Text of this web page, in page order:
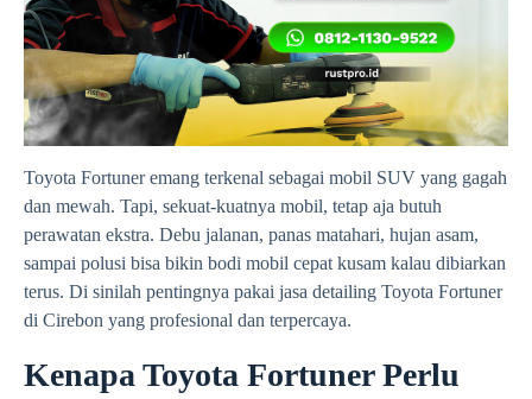
Toyota Fortuner emang terkenal sebagai mobil SUV yang gagah
dan mewah. Tapi, sekuat-kuatnya mobil, tetap aja butuh
perawatan ekstra. Debu jalanan, panas matahari, hujan asam,
sampai polusi bisa bikin bodi mobil cepat kusam kalau dibiarkan
terus. Di sinilah pentingnya pakai jasa detailing Toyota Fortuner
di Cirebon yang profesional dan terpercaya.
Kenapa Toyota Fortuner Perlu